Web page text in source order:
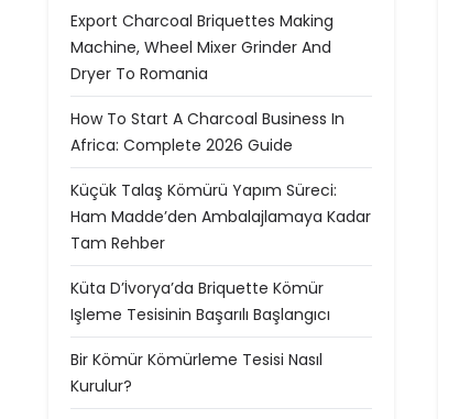
Export Charcoal Briquettes Making
Machine, Wheel Mixer Grinder And
Dryer To Romania
How To Start A Charcoal Business In
Africa: Complete 2026 Guide
Küçük Talaş Kömürü Yapım Süreci:
Ham Madde’den Ambalajlamaya Kadar
Tam Rehber
Küta D’İvorya’da Briquette Kömür
Işleme Tesisinin Başarılı Başlangıcı
Bir Kömür Kömürleme Tesisi Nasıl
Kurulur?